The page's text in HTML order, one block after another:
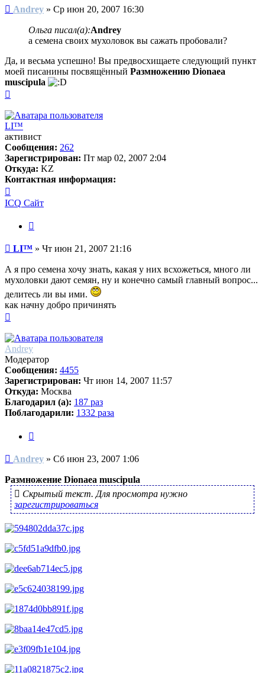
Сообщение
Andrey » Ср июн 20, 2007 16:30
Ольга писал(а):Andrey
а семена своих мухоловок вы сажать пробовали?
Да, и весьма успешно! Вы предвосхищаете следующий пункт
моей писанины посвящённый Размножению Dionaea
muscipula
началу
LI™
активист
Сообщения: 262
Зарегистрирован: Пт мар 02, 2007 2:04
Откуда: KZ
Контактная информация:
информация
пользователя
ICQ Сайт
Сообщение
LI™ » Чт июн 21, 2007 21:16
А я про семена хочу знать, какая у них всхожеться, много ли
мухоловки дают семян, ну и конечно самый главный вопрос...
делитесь ли вы ими.
как начну добро причинять
началу
Andrey
Модератор
Сообщения: 4455
Зарегистрирован: Чт июн 14, 2007 11:57
Откуда: Москва
Благодарил (а): 187 раз
Поблагодарили: 1332 раза
Сообщение
Andrey » Сб июн 23, 2007 1:06
Размножение Dionaea muscipula
Скрытый текст. Для просмотра нужно
зарегистрироваться